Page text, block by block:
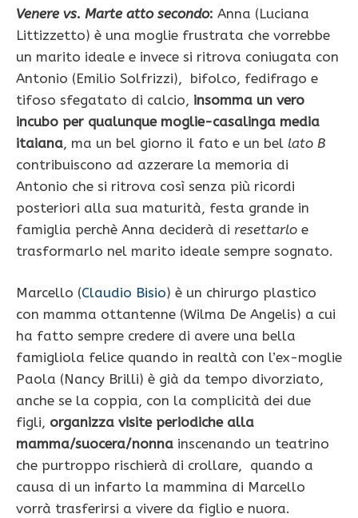
Venere vs. Marte atto secondo: Anna (Luciana
Littizzetto) è una moglie frustrata che vorrebbe
un marito ideale e invece si ritrova coniugata con
Antonio (Emilio Solfrizzi), bifolco, fedifrago e
tifoso sfegatato di calcio, insomma un vero
incubo per qualunque moglie-casalinga media
itaiana, ma un bel giorno il fato e un bel lato B
contribuiscono ad azzerare la memoria di
Antonio che si ritrova così senza più ricordi
posteriori alla sua maturità, festa grande in
famiglia perchè Anna deciderà di resettarlo e
trasformarlo nel marito ideale sempre sognato.
Marcello (Claudio Bisio) è un chirurgo plastico
con mamma ottantenne (Wilma De Angelis) a cui
ha fatto sempre credere di avere una bella
famigliola felice quando in realtà con l’ex-moglie
Paola (Nancy Brilli) è già da tempo divorziato,
anche se la coppia, con la complicità dei due
figli, organizza visite periodiche alla
mamma/suocera/nonna inscenando un teatrino
che purtroppo rischierà di crollare, quando a
causa di un infarto la mammina di Marcello
vorrà trasferirsi a vivere da figlio e nuora.